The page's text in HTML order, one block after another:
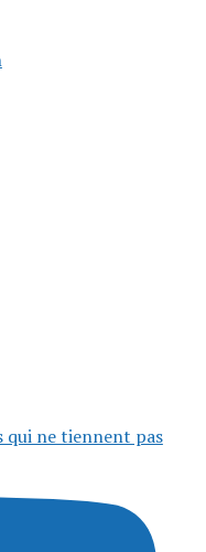
qui ne tiennent pas